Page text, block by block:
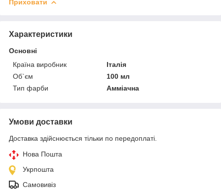
Приховати
Характеристики
Основні
Країна виробник
Італія
Об`єм
100 мл
Тип фарби
Амміачна
Умови доставки
Доставка здійснюється тільки по передоплаті.
Нова Пошта
Укрпошта
Самовивіз